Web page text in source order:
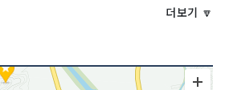
더보기 🔽